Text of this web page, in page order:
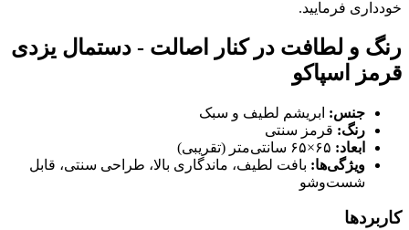
خودداری فرمایید.
رنگ و لطافت در کنار اصالت - دستمال یزدی
قرمز اسپاکو
جنس: ابریشم لطیف و سبک
رنگ: قرمز سنتی
ابعاد:
ویژگی‌ها: بافت لطیف، ماندگاری بالا، طراحی سنتی، قابل
شست‌وشو
کاربردها